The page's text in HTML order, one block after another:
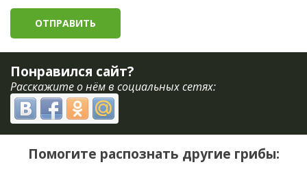
Понравился сайт?
Расскажите о нём в социальных сетях:
Помогите распознать другие грибы: